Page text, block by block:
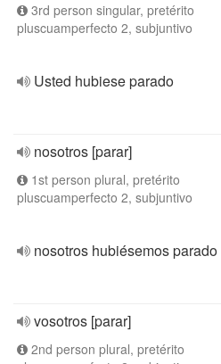
3rd person singular, pretérito
pluscuamperfecto 2, subjuntivo
Usted hubiese parado
nosotros [parar]
1st person plural, pretérito
pluscuamperfecto 2, subjuntivo
nosotros hubiésemos parado
vosotros [parar]
2nd person plural, pretérito